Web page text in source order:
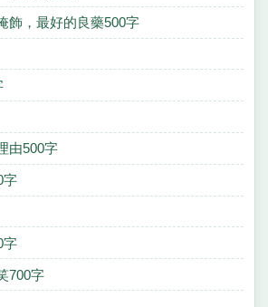
飾，最好的良藥500字
由500字
字
字
700字